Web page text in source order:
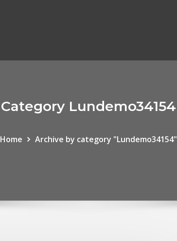
Category Lundemo34154
Home Archive by category "Lundemo34154"